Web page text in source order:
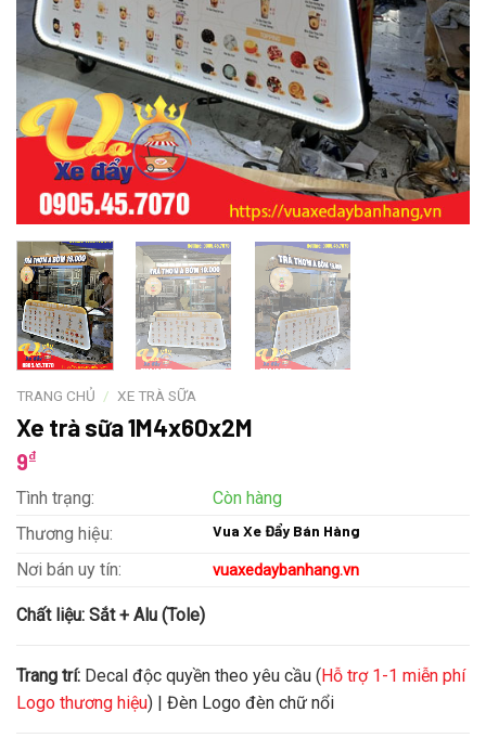
TRANG CHỦ / XE TRÀ SỮA
Xe trà sữa 1M4x60x2M
9₫
Tình trạng:
Còn hàng
Thương hiệu:
Vua Xe Đẩy Bán Hàng
Nơi bán uy tín: vuaxedaybanhang.vn
Chất liệu: Sắt + Alu (Tole)
Trang trí: Decal độc quyền theo yêu cầu (Hỗ trợ 1-1 miễn phí
Logo thương hiệu) | Đèn Logo đèn chữ nổi